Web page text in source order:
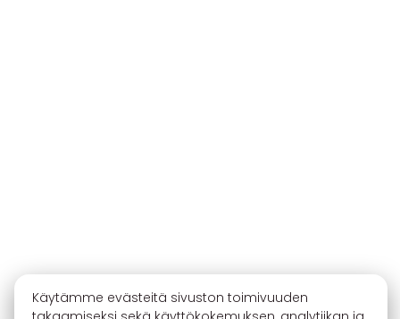
Käytämme evästeitä sivuston toimivuuden